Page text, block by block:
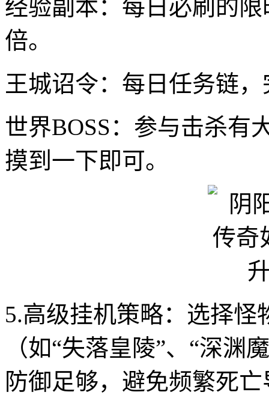
经验副本：每日必刷的
倍。
王城诏令：每日任务链
世界BOSS：参与击杀有
摸到一下即可。
5.高级挂机策略：选择怪
（如“失落皇陵”、“深渊
防御足够，避免频繁死